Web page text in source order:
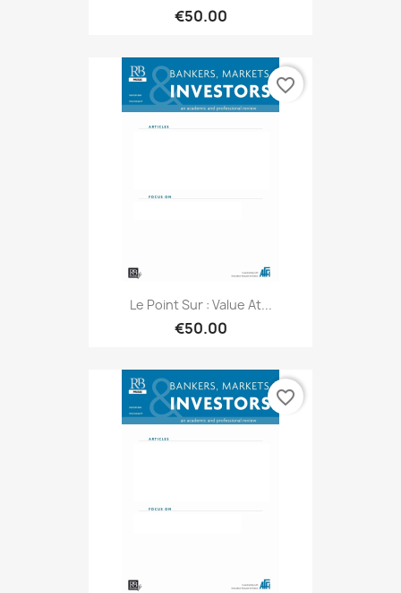
€50.00
Le Point Sur : Value At...
€50.00
favorite_border
favorite_border